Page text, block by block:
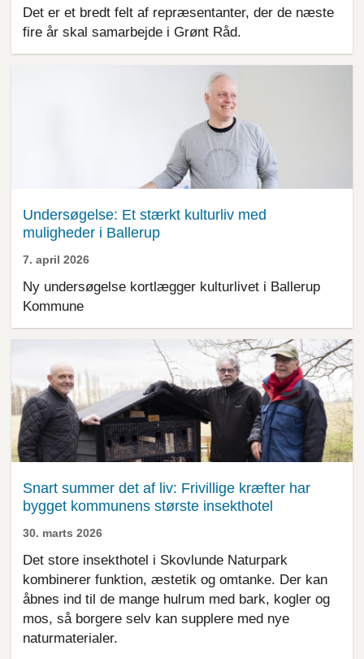
Det er et bredt felt af repræsentanter, der de næste
fire år skal samarbejde i Grønt Råd.
Undersøgelse: Et stærkt kulturliv med
muligheder i Ballerup
7. april 2026
Ny undersøgelse kortlægger kulturlivet i Ballerup
Kommune
Snart summer det af liv: Frivillige kræfter har
bygget kommunens største insekthotel
30. marts 2026
Det store insekthotel i Skovlunde Naturpark
kombinerer funktion, æstetik og omtanke. Der kan
åbnes ind til de mange hulrum med bark, kogler og
mos, så borgere selv kan supplere med nye
naturmaterialer.